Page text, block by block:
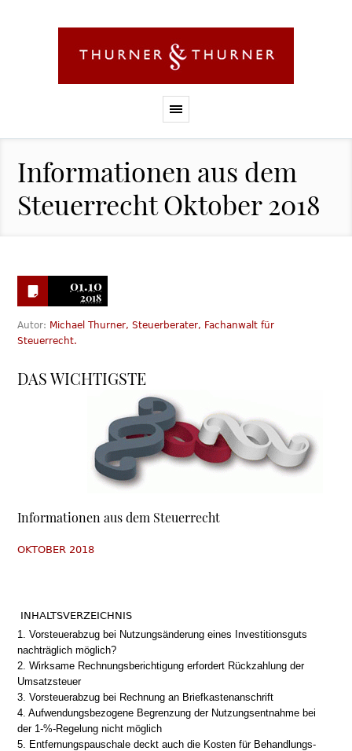
Informationen aus dem
Steuerrecht Oktober 2018
01.10
2018
Autor: Michael Thurner, Steuerberater, Fachanwalt für
Steuerrecht.
DAS WICHTIGSTE
Informationen aus dem Steuerrecht
OKTOBER 2018
INHALTSVERZEICHNIS
1. Vorsteuerabzug bei Nutzungsänderung eines Investitionsguts
nachträglich möglich?
2. Wirksame Rechnungsberichtigung erfordert Rückzahlung der
Umsatzsteuer
3. Vorsteuerabzug bei Rechnung an Briefkastenanschrift
4. Aufwendungsbezogene Begrenzung der Nutzungsentnahme bei
der 1-%-Regelung nicht möglich
5. Entfernungspauschale deckt auch die Kosten für Behandlungs-